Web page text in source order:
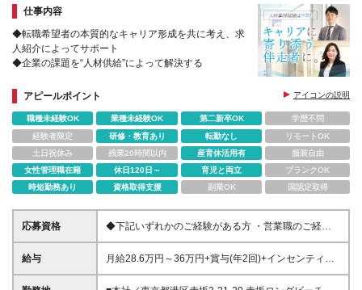
仕事内容
◆転職希望者の本質的なキャリア形成を共に考え、求
人紹介によってサポート
◆企業の課題を“人材供給”によって解決する
アピールポイント アイコンの説明
職種未経験OK 業種未経験OK 第二新卒OK
学歴不問
経験者限定
研修・教育あり 転勤なし
リモートOK
土日祝休み
残業20時間以内 産育休活用有
服装自由
女性管理職在籍
休日120日～ 育児と両立
ブランクOK
時短勤務あり
資格取得支援 副業OK 国認定取得
応募資格
◆下記いずれかのご経験がある方 ・営業職のご経験
がある方 ・販売職のご経験がある方
給与
月給28.6万円～36万円+賞与(年2回)+インセンティブ
※上記は、ご経験・スキルにより変動します。 ※所定